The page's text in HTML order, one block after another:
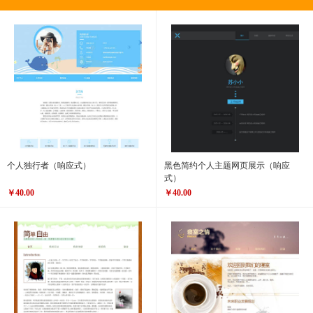
个人独行者（响应式）
￥40.00
黑色简约个人主题网页展示（响应
式）
￥40.00